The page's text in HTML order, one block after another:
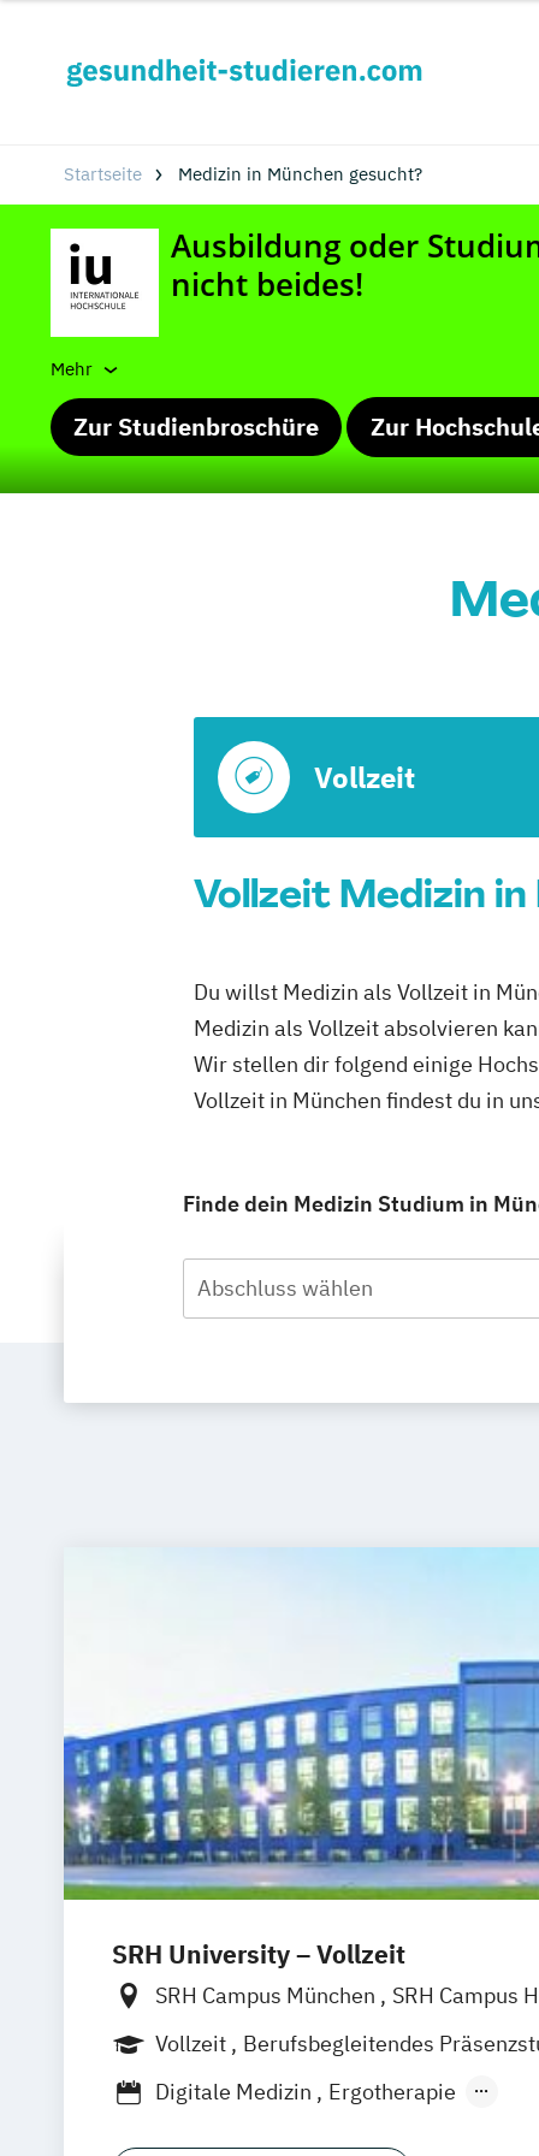
Startseite Medizin in München gesucht?
Mehr
Zur Studienbroschüre Zur
Vollzeit
Vollzeit Medizin
Du willst Medizin als Vollzeit in
Medizin als Vollzeit absolvieren
Wir stellen dir folgend einige
Vollzeit in München findest du in
Finde dein Medizin Studium in
Abschluss wählen
SRH University – Vollzeit
SRH Campus München
SRH Campus
SRH Campus Berlin SRH Campus
SRH Campus Bonn
SRH Campus Düsseldorf SRH Campus
Vollzeit
Berufsbegleitendes
Digitale Medizin
Ergotherapie